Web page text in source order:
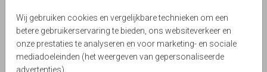
Wij gebruiken cookies en vergelijkbare technieken om een
betere gebruikerservaring te bieden, ons websiteverkeer en
onze prestaties te analyseren en voor marketing- en sociale
mediadoeleinden (het weergeven van gepersonaliseerde
advertenties).
kaart die in vele bruiloft thema's past. (999999)
Le Chique Design
Collectie